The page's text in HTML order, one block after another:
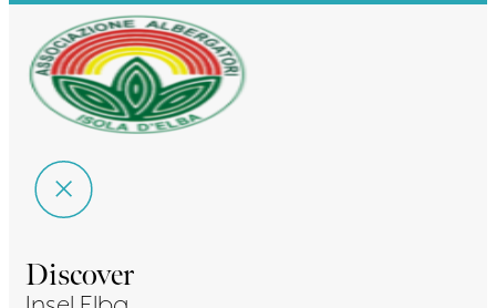
Discover